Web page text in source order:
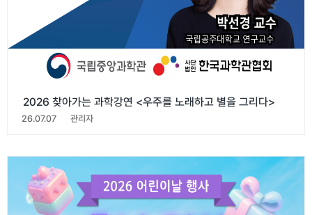
2026 찾아가는 과학강연 <우주를 노래하고 별을 그리다>
26.07.07 관리자